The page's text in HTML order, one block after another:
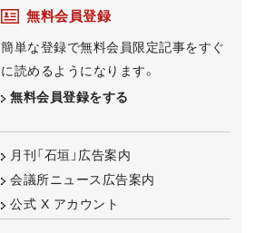
無料会員登録
簡単な登録で無料会員限定記事をすぐ
に読めるようになります。
無料会員登録をする
月刊「石垣」広告案内
会議所ニュース広告案内
公式 X アカウント